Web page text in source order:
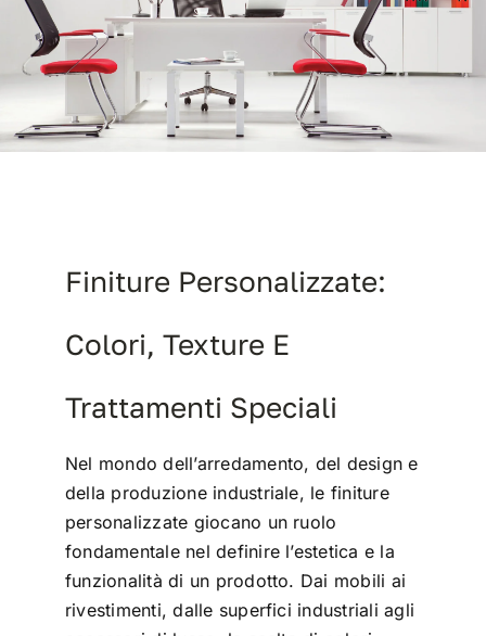
Contract
I Consigli dell’Esperto
Contatti
Finiture Personalizzate:
Colori, Texture E
Trattamenti Speciali
Nel mondo dell’arredamento, del design e
della produzione industriale, le finiture
personalizzate giocano un ruolo
fondamentale nel definire l’estetica e la
funzionalità di un prodotto. Dai mobili ai
rivestimenti, dalle superfici industriali agli